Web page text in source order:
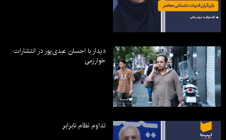
دیدار با احسان عبدی‌پور در انتشارات
خوارزمی
تداوم نظام نابرابر